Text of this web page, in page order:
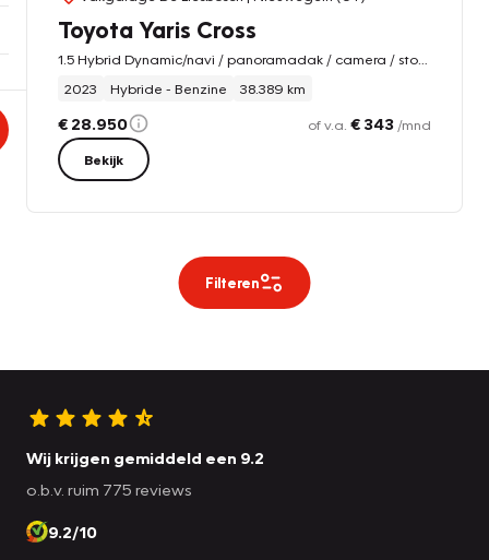
Toyota Yaris Cross
2023
Hybride - Benzine 38.389 km
€ 28.950 of v.a. € 343 /mnd
Bekijk
Filteren
Wij krijgen gemiddeld een 9.2
o.b.v. ruim 775 reviews
9.2/10